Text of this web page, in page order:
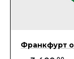
Франкфурт